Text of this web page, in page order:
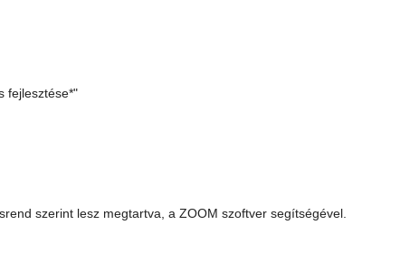
fejlesztése*"
szerint lesz megtartva, a ZOOM szoftver segítségével.